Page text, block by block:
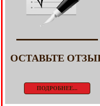
ОСТАВЬТЕ
ПОДРОБНЕЕ...